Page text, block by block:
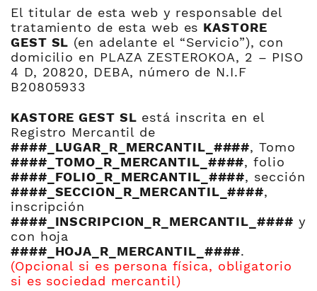
El titular de esta web y responsable del
tratamiento de esta web es KASTORE
GEST SL (en adelante el “Servicio”), con
domicilio en PLAZA ZESTEROKOA, 2 – PISO
4 D, 20820, DEBA, número de N.I.F
B20805933
KASTORE GEST SL está inscrita en el
Registro Mercantil de
####_LUGAR_R_MERCANTIL_####, Tomo
####_TOMO_R_MERCANTIL_####, folio
####_FOLIO_R_MERCANTIL_####, sección
####_SECCION_R_MERCANTIL_####,
inscripción
####_INSCRIPCION_R_MERCANTIL_#### y
con hoja
####_HOJA_R_MERCANTIL_####.
(Opcional si es persona física, obligatorio
si es sociedad mercantil)